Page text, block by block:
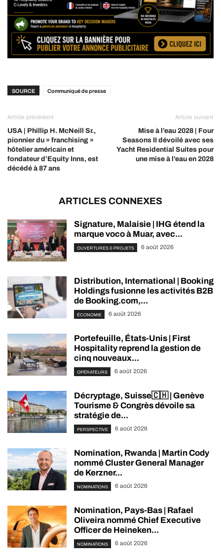
SOURCE Communiqué de presse
Article précédent
USA | Phillip H. McNeill Sr.,
pionnier du » franchising »
hôtelier américain et
fondateur d’Equity Inns, est
décédé à 87 ans
Article suivant
Mise à l’eau 2028 | Four
Seasons II dévoilé avec ses
Yacht Residential Suites pour
une mise à l’eau en 2028
ARTICLES CONNEXES
Signature, Malaisie | IHG étend la
marque voco à Muar, avec...
OUVERTURES & PROJETS 6 août 2026
Distribution, International | Booking
Holdings fusionne les activités B2B
de Booking.com,...
ÉCONOMIE 6 août 2026
Portefeuille, États-Unis | First
Hospitality reprend la gestion de
cinq nouveaux...
OPÉRATEURS 6 août 2026
Décryptage, Suisse🇨🇭 | Genève
Tourisme & Congrès dévoile sa
stratégie de...
PERSPECTIVE 6 août 2026
Nomination, Rwanda | Martin Cody
nommé Cluster General Manager
de Kerzner...
NOMINATIONS 6 août 2026
Nomination, Pays-Bas | Rafael
Oliveira nommé Chief Executive
Officer de Heineken...
NOMINATIONS 6 août 2026